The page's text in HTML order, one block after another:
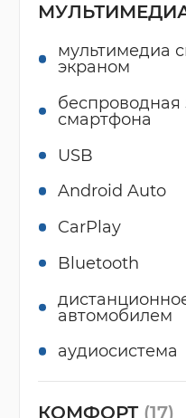
мультимедиа
экраном
беспроводная
смартфона
USB
Android Auto
CarPlay
Bluetooth
автомобилем
аудиосистема
КОМФОРТ (17)